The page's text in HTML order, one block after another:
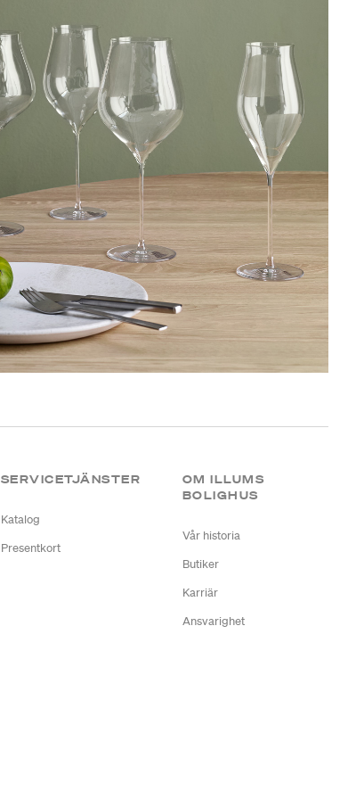
SERVICETJÄNSTER
Katalog
Presentkort
OM ILLUMS
BOLIGHUS
Vår historia
Butiker
Karriär
Ansvarighet